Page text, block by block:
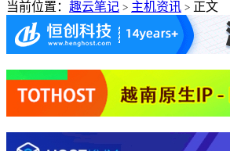
当前位置： 趣云笔记 > 主机资讯 > 正文